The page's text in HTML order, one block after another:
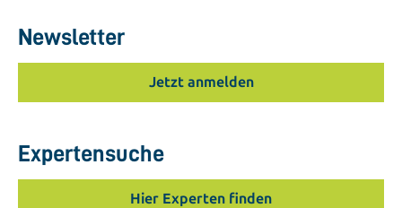
Newsletter
Jetzt anmelden
Expertensuche
Hier Experten finden